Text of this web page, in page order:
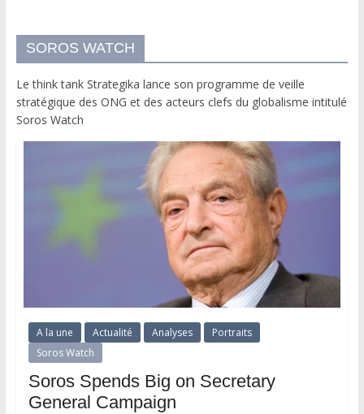
SOROS WATCH
Le think tank Strategika lance son programme de veille
stratégique des ONG et des acteurs clefs du globalisme intitulé
Soros Watch
A la une Actualité Analyses
Portraits
Soros Watch
Soros Spends Big on Secretary
General Campaign